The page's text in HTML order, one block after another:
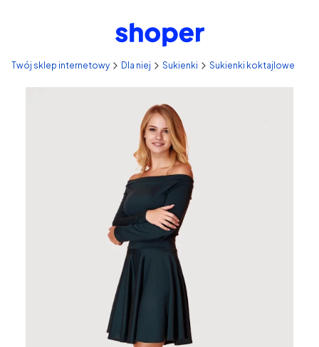
Twój sklep internetowy Dla niej Sukienki Sukienki koktajlowe